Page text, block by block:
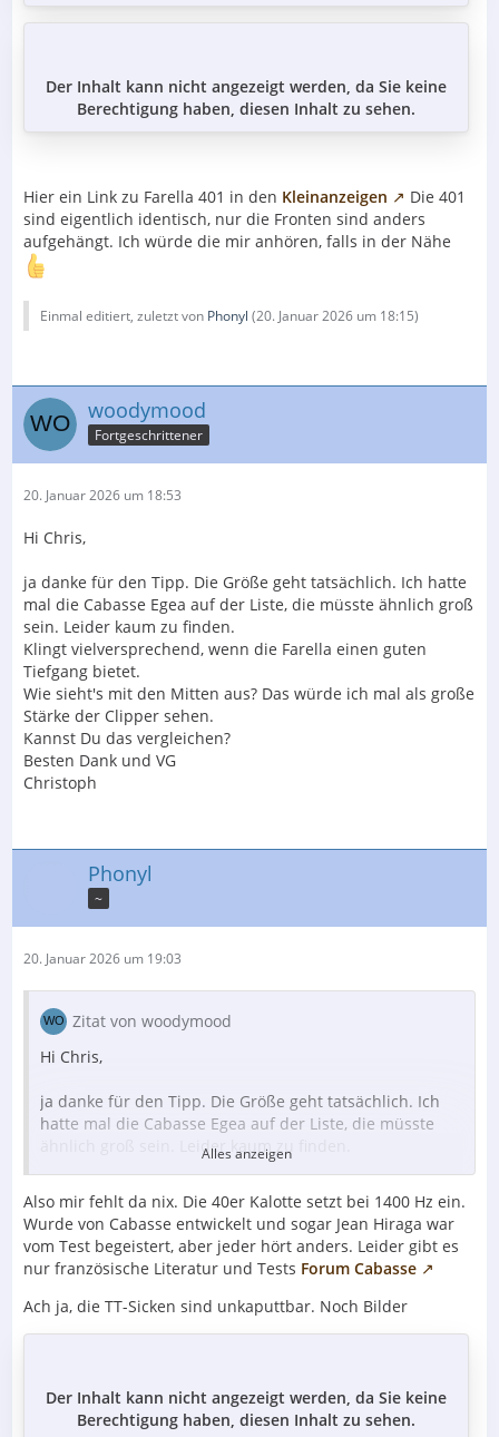
Der Inhalt kann nicht angezeigt werden, da Sie keine
Berechtigung haben, diesen Inhalt zu sehen.
Hier ein Link zu Farella 401 in den Kleinanzeigen
Die 401
sind eigentlich identisch, nur die Fronten sind anders
aufgehängt. Ich würde die mir anhören, falls in der Nähe
Einmal editiert, zuletzt von Phonyl (20. Januar 2026 um 18:15)
woodymood
Fortgeschrittener
20. Januar 2026 um 18:53
Hi Chris,
ja danke für den Tipp. Die Größe geht tatsächlich. Ich hatte
mal die Cabasse Egea auf der Liste, die müsste ähnlich groß
sein. Leider kaum zu finden.
Klingt vielversprechend, wenn die Farella einen guten
Tiefgang bietet.
Wie sieht's mit den Mitten aus? Das würde ich mal als große
Stärke der Clipper sehen.
Kannst Du das vergleichen?
Besten Dank und VG
Christoph
Phonyl
~
20. Januar 2026 um 19:03
Zitat von woodymood
Hi Chris,
ja danke für den Tipp. Die Größe geht tatsächlich. Ich
hatte mal die Cabasse Egea auf der Liste, die müsste
ähnlich groß sein. Leider kaum zu finden.
Klingt vielversprechend, wenn die Farella einen guten
Wie sieht's mit den Mitten aus? Das würde ich mal als
große Stärke der Clipper sehen.
Kannst Du das vergleichen?
Besten Dank und VG
Christoph
Alles anzeigen
Also mir fehlt da nix. Die 40er Kalotte setzt bei 1400 Hz ein.
Wurde von Cabasse entwickelt und sogar Jean Hiraga war
vom Test begeistert, aber jeder hört anders. Leider gibt es
nur französische Literatur und Tests Forum Cabasse
Ach ja, die TT-Sicken sind unkaputtbar. Noch Bilder
Der Inhalt kann nicht angezeigt werden, da Sie keine
Berechtigung haben, diesen Inhalt zu sehen.